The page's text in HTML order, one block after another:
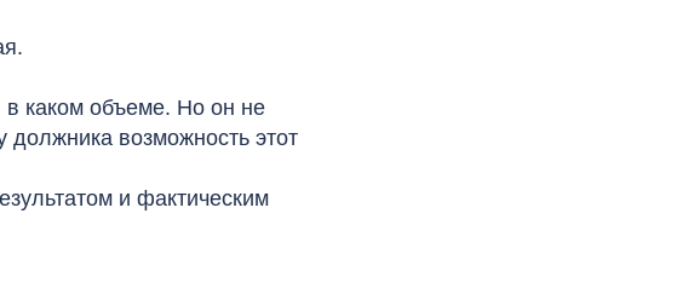
в каком объеме. Но он не
возможность этот
и фактическим